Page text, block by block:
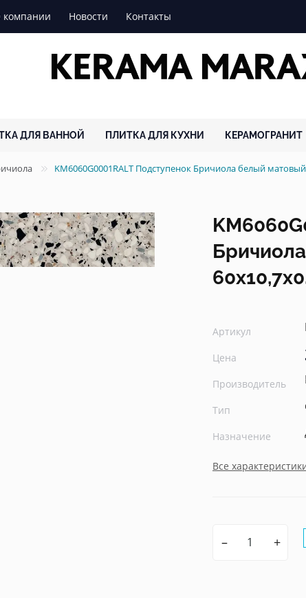
Новости Контакты
ДЛЯ ВАННОЙ ПЛИТКА ДЛЯ КУХНИ КЕРАМОГРАНИТ
KM6060G0001RALT Подступенок Бричиола белый
Артикул
Цена
Производитель
Тип
Назначение
Все
– +